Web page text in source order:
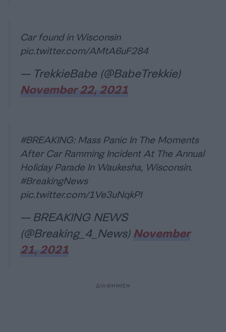
Car found in Wisconsin
pic.twitter.com/AMtA6uF284
— TrekkieBabe (@BabeTrekkie)
November 22, 2021
#BREAKING: Mass Panic In The Moments
After Car Ramming Incident At The Annual
Holiday Parade In Waukesha, Wisconsin.
#BreakingNews
pic.twitter.com/1Ve3uNqkPI
— BREAKING NEWS
(@Breaking_4_News) November
21, 2021
ΔΙΑΦΗΜΙΣΗ